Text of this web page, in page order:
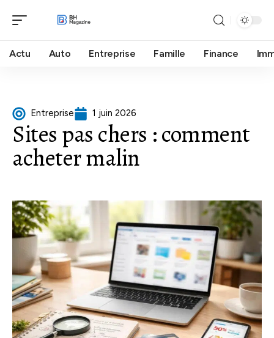
Actu Auto Entreprise Famille Finance
Entreprise 1 juin 2026
Sites pas chers : comment
acheter malin